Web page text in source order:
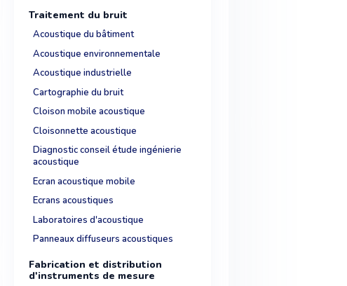
Traitement du bruit
Acoustique du bâtiment
Acoustique environnementale
Acoustique industrielle
Cartographie du bruit
Cloison mobile acoustique
Cloisonnette acoustique
Diagnostic conseil étude ingénierie
acoustique
Ecran acoustique mobile
Ecrans acoustiques
Laboratoires d'acoustique
Panneaux diffuseurs acoustiques
Fabrication et distribution
d'instruments de mesure